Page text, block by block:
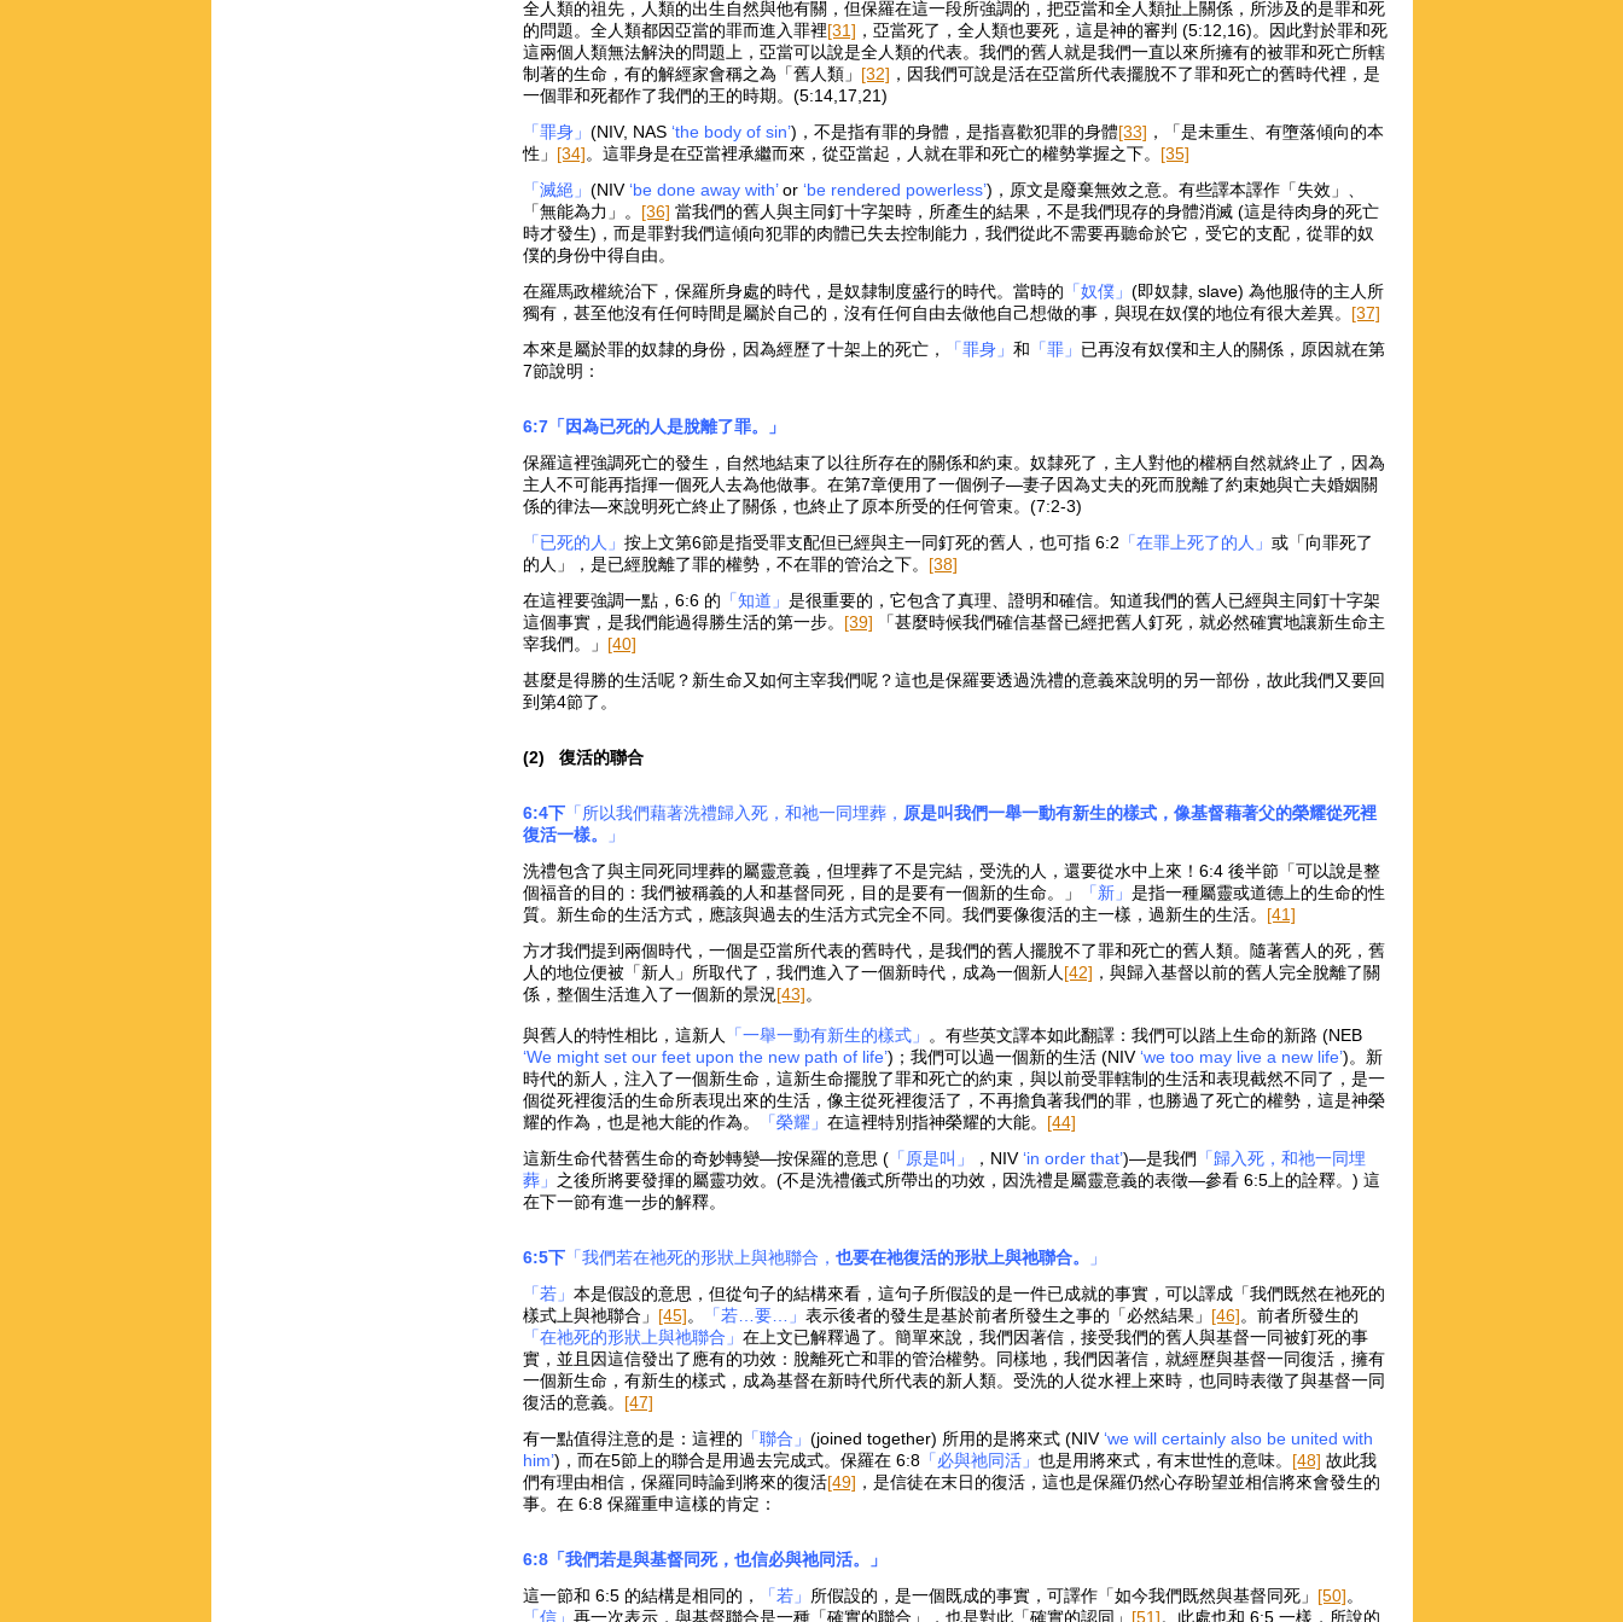
全人類的祖先，人類的出生自然與他有關，但保羅在這一段所強調的，把亞當和全人類扯上關係，所涉及的是罪和死
的問題。全人類都因亞當的罪而進入罪裡[31] ，亞當死了，全人類也要死，這是神的審判 (5:12,16)。因此對於罪和死
這兩個人類無法解決的問題上，亞當可以說是全人類的代表。我們的舊人就是我們一直以來所擁有的被罪和死亡所轄
制著的生命，有的解經家會稱之為「舊人類」 [32] ，因我們可說是活在亞當所代表擺脫不了罪和死亡的舊時代裡，是
一個罪和死都作了我們的王的時期。(5:14,17,21)
「罪身」(NIV, NAS‘the body of sin’)，不是指有罪的身體，是指喜歡犯罪的身體[33] ，「是未重生、有墮落傾向的本
性」 [34]。這罪身是在亞當裡承繼而來，從亞當起，人就在罪和死亡的權勢掌握之下。 [35]
「滅絕」(NIV‘be done away with’or‘be rendered powerless’)，原文是廢棄無效之意。有些譯本譯作「失效」、
「無能為力」。 [36] 當我們的舊人與主同釘十字架時，所產生的結果，不是我們現存的身體消滅 (這是待肉身的死亡
時才發生)，而是罪對我們這傾向犯罪的肉體已失去控制能力，我們從此不需要再聽命於它，受它的支配，從罪的奴
僕的身份中得自由。
在羅馬政權統治下，保羅所身處的時代，是奴隸制度盛行的時代。當時的 「奴僕」(即奴隸, slave) 為他服侍的主人所
獨有，甚至他沒有任何時間是屬於自己的，沒有任何自由去做他自己想做的事，與現在奴僕的地位有很大差異。 [37]
本來是屬於罪的奴隸的身份，因為經歷了十架上的死亡，
「罪身」和 「罪」 已再沒有奴僕和主人的關係，原因就在第
7節說明：
6:7「因為已死的人是脫離了罪。」
保羅這裡強調死亡的發生，自然地結束了以往所存在的關係和約束。奴隸死了，主人對他的權柄自然就終止了，因為
主人不可能再指揮一個死人去為他做事。在第7章便用了一個例子—妻子因為丈夫的死而脫離了約束她與亡夫婚姻關
係的律法—來說明死亡終止了關係，也終止了原本所受的任何管束。(7:2-3)
「已死的人」按上文第6節是指受罪支配但已經與主一同釘死的舊人，也可指 6:2 「在罪上死了的人」或「向罪死了
的人」，是已經脫離了罪的權勢，不在罪的管治之下。 [38]
在這裡要強調一點，6:6 的 「知道」是很重要的，它包含了真理、證明和確信。知道我們的舊人已經與主同釘十字架
這個事實，是我們能過得勝生活的第一步。 [39] 「甚麼時候我們確信基督已經把舊人釘死，就必然確實地讓新生命主
宰我們。」 [40]
甚麼是得勝的生活呢？新生命又如何主宰我們呢？這也是保羅要透過洗禮的意義來說明的另一部份，故此我們又要回
到第4節了。
(2)復活的聯合
6:4下 「所以我們藉著洗禮歸入死，和祂一同埋葬， 原是叫我們一舉一動有新生的樣式，像基督藉著父的榮耀從死裡
復活一樣。
」
洗禮包含了與主同死同埋葬的屬靈意義，但埋葬了不是完結，受洗的人，還要從水中上來！6:4 後半節「可以說是整
個福音的目的：我們被稱義的人和基督同死，目的是要有一個新的生命。」
「新」是指一種屬靈或道德上的生命的性
質。新生命的生活方式，應該與過去的生活方式完全不同。我們要像復活的主一樣，過新生的生活。 [41]
方才我們提到兩個時代，一個是亞當所代表的舊時代，是我們的舊人擺脫不了罪和死亡的舊人類。隨著舊人的死，舊
人的地位便被「新人」所取代了，我們進入了一個新時代，成為一個新人 [42] ，與歸入基督以前的舊人完全脫離了關
係，整個生活進入了一個新的景況[43]。
與舊人的特性相比，這新人 「一舉一動有新生的樣式」
。有些英文譯本如此翻譯：我們可以踏上生命的新路 (NEB
‘We might set our feet upon the new path of life’)；我們可以過一個新的生活 (NIV‘we too may live a new life’)。新
時代的新人，注入了一個新生命，這新生命擺脫了罪和死亡的約束，與以前受罪轄制的生活和表現截然不同了，是一
個從死裡復活的生命所表現出來的生活，像主從死裡復活了，不再擔負著我們的罪，也勝過了死亡的權勢，這是神榮
耀的作為，也是祂大能的作為。
「榮耀」在這裡特別指神榮耀的大能。 [44]
這新生命代替舊生命的奇妙轉變—按保羅的意思 ( 「原是叫」 ，NIV‘in order that’)—是我們 「歸入死，和祂一同埋
葬」 之後所將要發揮的屬靈功效。(不是洗禮儀式所帶出的功效，因洗禮是屬靈意義的表徵—參看 6:5上的詮釋。) 這
在下一節有進一步的解釋。
6:5下 「我們若在祂死的形狀上與祂聯合，也要在祂復活的形狀上與祂聯合。
」
「若」本是假設的意思，但從句子的結構來看，這句子所假設的是一件已成就的事實，可以譯成「我們既然在祂死的
樣式上與祂聯合」 [45]。 「若…要…」表示後者的發生是基於前者所發生之事的「必然結果」 [46]。前者所發生的
「在祂死的形狀上與祂聯合」在上文已解釋過了。簡單來說，我們因著信，接受我們的舊人與基督一同被釘死的事
實，並且因這信發出了應有的功效：脫離死亡和罪的管治權勢。同樣地，我們因著信，就經歷與基督一同復活，擁有
一個新生命，有新生的樣式，成為基督在新時代所代表的新人類。受洗的人從水裡上來時，也同時表徵了與基督一同
復活的意義。 [47]
有一點值得注意的是：這裡的 「聯合」(joined together) 所用的是將來式 (NIV‘we will certainly also be united with
him’)，而在5節上的聯合是用過去完成式。保羅在 6:8 「必與祂同活」也是用將來式，有末世性的意味。 [48] 故此我
們有理由相信，保羅同時論到將來的復活[49] ，是信徒在末日的復活，這也是保羅仍然心存盼望並相信將來會發生的
事。在 6:8 保羅重申這樣的肯定：
6:8「我們若是與基督同死，也信必與祂同活。」
這一節和 6:5 的結構是相同的，
「若」 所假設的，是一個既成的事實，可譯作「如今我們既然與基督同死」 [50]。
「信」再一次表示，與基督聯合是一種「確實的聯合」，也是對此「確實的認同」 [51]。此處也和 6:5 一樣，所說的